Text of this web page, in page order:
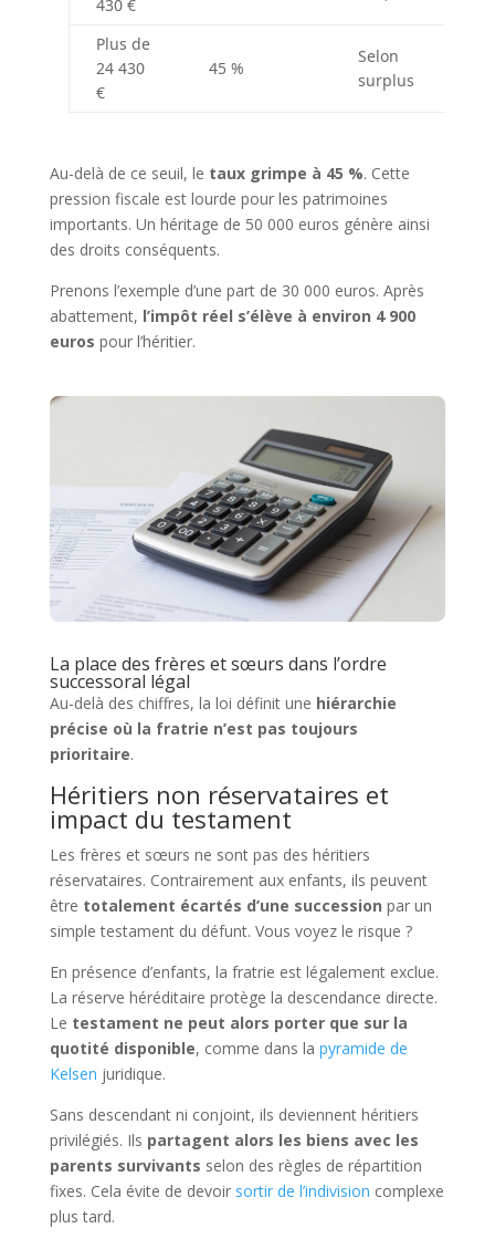
430 €
Plus de
24 430
€
45 %
Selon
surplus
Au-delà de ce seuil, le taux grimpe à 45 %. Cette
pression fiscale est lourde pour les patrimoines
importants. Un héritage de 50 000 euros génère ainsi
des droits conséquents.
Prenons l’exemple d’une part de 30 000 euros. Après
abattement, l’impôt réel s’élève à environ 4 900
euros pour l’héritier.
La place des frères et sœurs dans l’ordre
successoral légal
Au-delà des chiffres, la loi définit une hiérarchie
précise où la fratrie n’est pas toujours
prioritaire.
Héritiers non réservataires et
impact du testament
Les frères et sœurs ne sont pas des héritiers
réservataires. Contrairement aux enfants, ils peuvent
être totalement écartés d’une succession par un
simple testament du défunt. Vous voyez le risque ?
En présence d’enfants, la fratrie est légalement exclue.
La réserve héréditaire protège la descendance directe.
Le testament ne peut alors porter que sur la
quotité disponible, comme dans la pyramide de
Kelsen juridique.
Sans descendant ni conjoint, ils deviennent héritiers
privilégiés. Ils partagent alors les biens avec les
parents survivants selon des règles de répartition
fixes. Cela évite de devoir sortir de l’indivision complexe
plus tard.